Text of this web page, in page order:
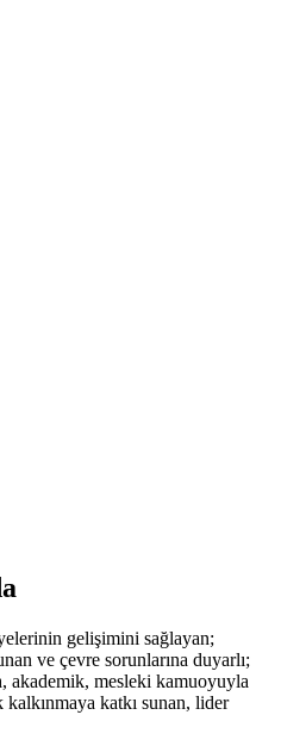
gelişimini sağlayan;
ve çevre sorunlarına duyarlı;
akademik, mesleki kamuoyuyla
katkı sunan, lider